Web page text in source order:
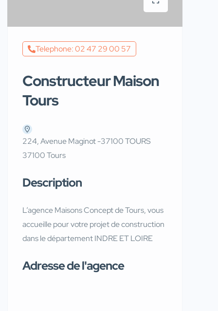
Telephone: 02 47 29 00 57
Constructeur Maison
Tours
224, Avenue Maginot -37100 TOURS
37100 Tours
Description
L’agence Maisons Concept de Tours, vous
accueille pour votre projet de construction
dans le département INDRE ET LOIRE
Adresse de l'agence